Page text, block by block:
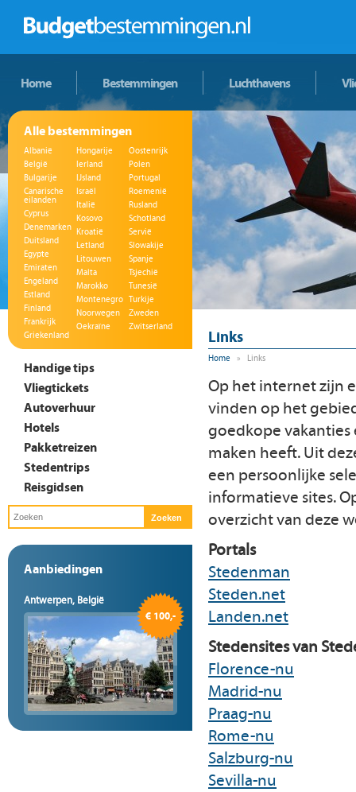
Home Bestemmingen Luchthavens
Alle bestemmingen
Albanië
België
Bulgarije
Canarische
eilanden
Cyprus
Denemarken
Duitsland
Egypte
Emiraten
Engeland
Estland
Finland
Frankrijk
Griekenland
Hongarije
Ierland
IJsland
Israël
Italië
Kosovo
Kroatië
Letland
Litouwen
Malta
Marokko
Montenegro
Noorwegen
Oekraïne
Oostenrijk
Polen
Portugal
Roemenië
Rusland
Schotland
Servië
Slowakije
Spanje
Tsjechië
Tunesië
Turkije
Zweden
Zwitserland
Handige tips
Vliegtickets
Autoverhuur
Hotels
Pakketreizen
Stedentrips
Reisgidsen
Aanbiedingen
Antwerpen, België
€ 100,-
Links
Home » Links
Op het internet zijn
vinden op het
goedkope vakanties
maken heeft. Uit
een persoonlijke
informatieve sites.
overzicht van deze
Portals
Stedenman
Steden.net
Landen.net
Stedensites van
Florence-nu
Madrid-nu
Praag-nu
Rome-nu
Salzburg-nu
Sevilla-nu